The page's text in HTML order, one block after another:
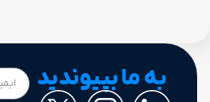
به ما بپیوندید